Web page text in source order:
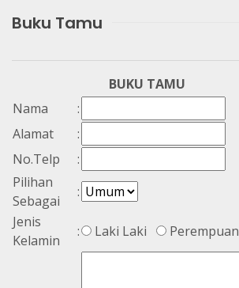
Buku Tamu
BUKU TAMU
Nama
:
Alamat
:
No.Telp
:
Pilihan
Sebagai
:
Jenis
Kelamin
: Laki Laki Perempuan